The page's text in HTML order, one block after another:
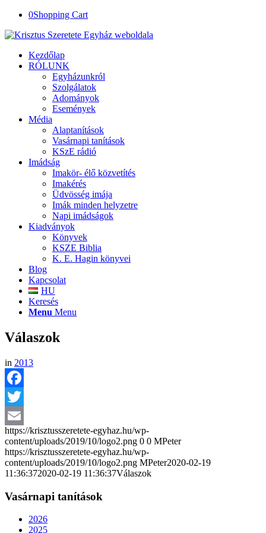
0Shopping Cart
Kezdőlap
RÓLUNK
Egyházunkról
Szolgálatok
Adományok
Események
Média
Alaptanítások
Vasárnapi tanítások
KSzE rádió
Imádság
Imakör- élő közvetítés
Imakérés
Üdvösség imája
Imák minden helyzetre
Napi imádságok
Kiadványok
Könyvek
KSZE Biblia
K. E. Hagin könyvei
Blog
Kapcsolat
HU
Keresés
Menu Menu
Válaszok
in 2013
Facebook
Twitter
Email
https://krisztusszeretete-egyhaz.hu/wp-
content/uploads/2019/10/logo2.png 0 0 MPeter
https://krisztusszeretete-egyhaz.hu/wp-
content/uploads/2019/10/logo2.png MPeter2020-02-19
11:36:372020-02-19 11:36:37Válaszok
Vasárnapi tanítások
2026
2025